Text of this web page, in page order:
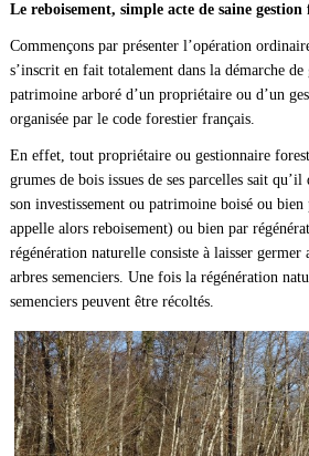
Le reboisement, simple acte de saine gestion
Commençons par présenter l’opération
s’inscrit en fait totalement dans la démarche
patrimoine arboré d’un propriétaire ou d’un
organisée par le code forestier français.
En effet, tout propriétaire ou gestionnaire
grumes de bois issues de ses parcelles sait
son investissement ou patrimoine boisé ou
appelle alors reboisement) ou bien par
régénération naturelle consiste à laisser germer
arbres semenciers. Une fois la régénération
semenciers peuvent être récoltés.